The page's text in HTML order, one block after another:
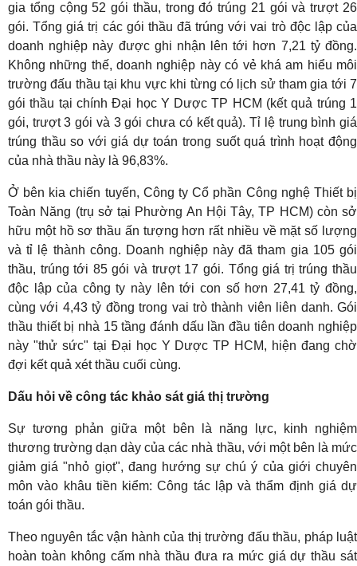
gia tổng cộng 52 gói thầu, trong đó trúng 21 gói và trượt 26
gói. Tổng giá trị các gói thầu đã trúng với vai trò độc lập của
doanh nghiệp này được ghi nhận lên tới hơn 7,21 tỷ đồng.
Không những thế, doanh nghiệp này có vẻ khá am hiểu môi
trường đấu thầu tại khu vực khi từng có lịch sử tham gia tới 7
gói thầu tại chính Đại học Y Dược TP HCM (kết quả trúng 1
gói, trượt 3 gói và 3 gói chưa có kết quả). Tỉ lệ trung bình giá
trúng thầu so với giá dự toán trong suốt quá trình hoạt động
của nhà thầu này là 96,83%.
Ở bên kia chiến tuyến, Công ty Cổ phần Công nghệ Thiết bị
Toàn Năng (trụ sở tại Phường An Hội Tây, TP HCM) còn sở
hữu một hồ sơ thầu ấn tượng hơn rất nhiều về mặt số lượng
và tỉ lệ thành công. Doanh nghiệp này đã tham gia 105 gói
thầu, trúng tới 85 gói và trượt 17 gói. Tổng giá trị trúng thầu
độc lập của công ty này lên tới con số hơn 27,41 tỷ đồng,
cùng với 4,43 tỷ đồng trong vai trò thành viên liên danh. Gói
thầu thiết bị nhà 15 tầng đánh dấu lần đầu tiên doanh nghiệp
này "thử sức" tại Đại học Y Dược TP HCM, hiện đang chờ
đợi kết quả xét thầu cuối cùng.
Dấu hỏi về công tác khảo sát giá thị trường
Sự tương phản giữa một bên là năng lực, kinh nghiệm
thương trường dạn dày của các nhà thầu, với một bên là mức
giảm giá "nhỏ giọt", đang hướng sự chú ý của giới chuyên
môn vào khâu tiền kiểm: Công tác lập và thẩm định giá dự
toán gói thầu.
Theo nguyên tắc vận hành của thị trường đấu thầu, pháp luật
hoàn toàn không cấm nhà thầu đưa ra mức giá dự thầu sát